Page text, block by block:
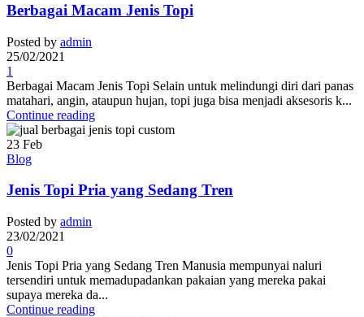
Berbagai Macam Jenis Topi
Posted by admin
25/02/2021
1
Berbagai Macam Jenis Topi Selain untuk melindungi diri dari panas
matahari, angin, ataupun hujan, topi juga bisa menjadi aksesoris k...
Continue reading
23 Feb
Blog
Jenis Topi Pria yang Sedang Tren
Posted by admin
23/02/2021
0
Jenis Topi Pria yang Sedang Tren Manusia mempunyai naluri
tersendiri untuk memadupadankan pakaian yang mereka pakai
supaya mereka da...
Continue reading